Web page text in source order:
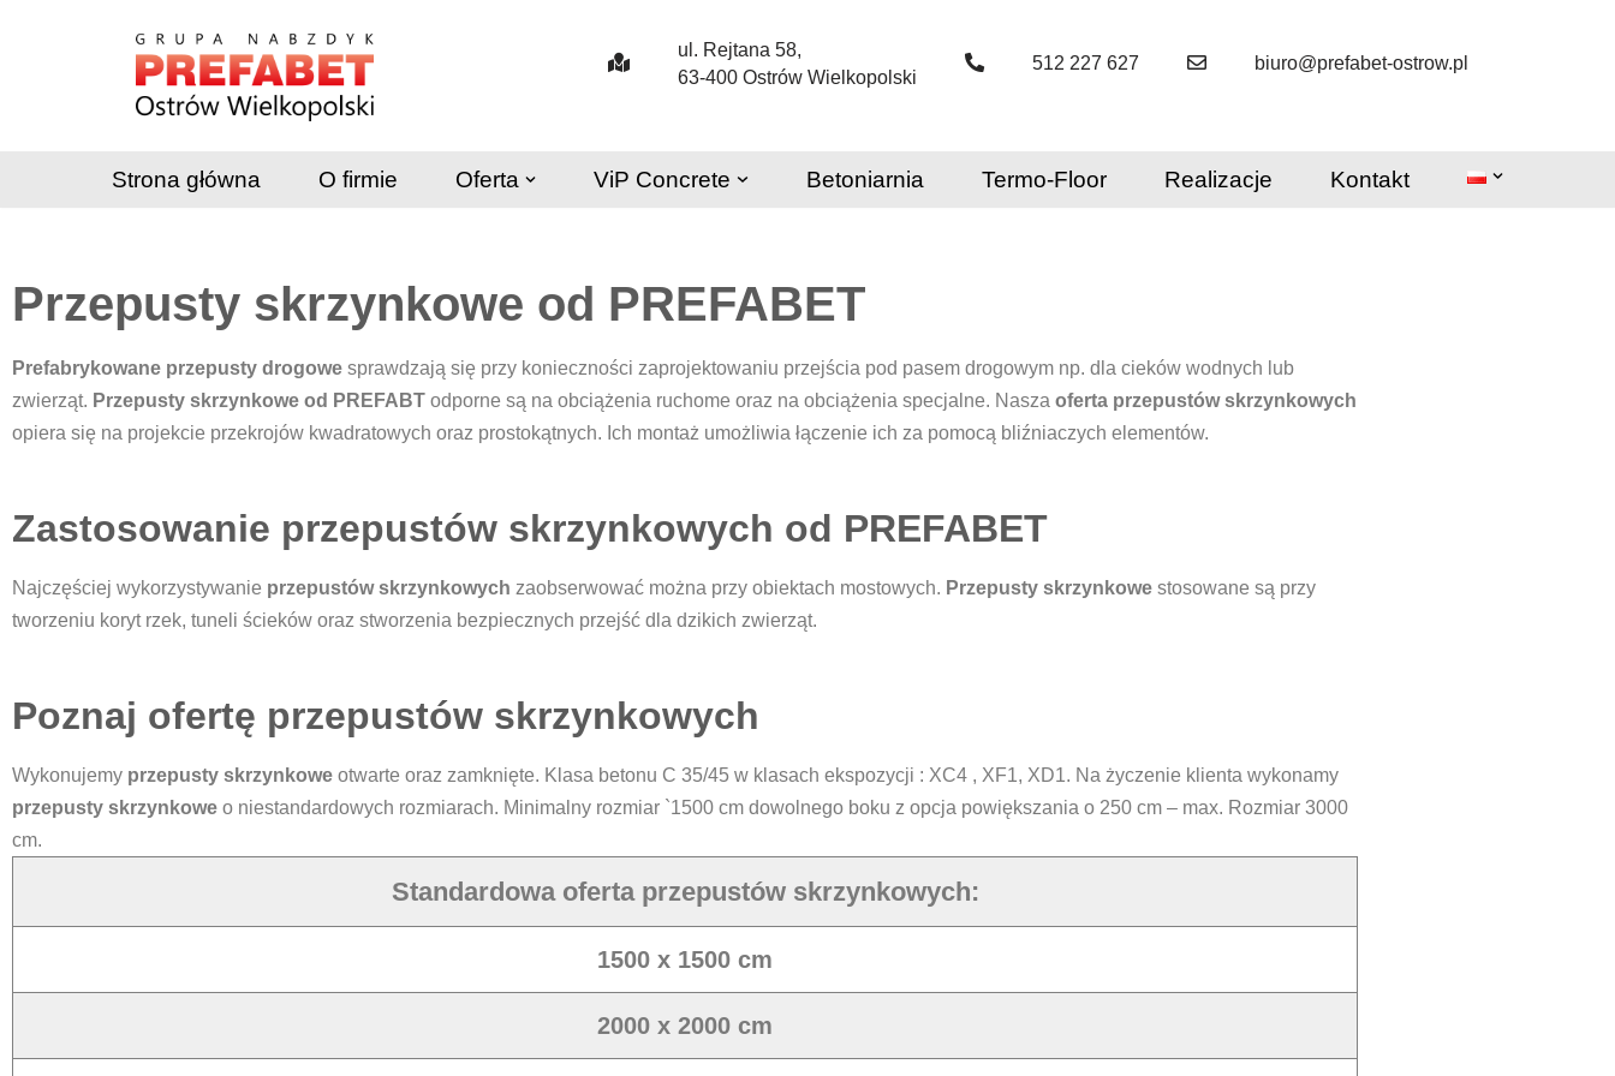
ul. Rejtana 58,
63-400 Ostrów Wielkopolski
512 227 627 biuro@prefabet-ostrow.pl
Strona główna O firmie Oferta ViP Concrete Betoniarnia Termo-Floor Realizacje Kontakt
Przepusty skrzynkowe od PREFABET
Prefabrykowane przepusty drogowe sprawdzają się przy konieczności zaprojektowaniu przejścia pod pasem drogowym np. dla cieków wodnych lub
zwierząt. Przepusty skrzynkowe od PREFABT odporne są na obciążenia ruchome oraz na obciążenia specjalne. Nasza oferta przepustów skrzynkowych
opiera się na projekcie przekrojów kwadratowych oraz prostokątnych. Ich montaż umożliwia łączenie ich za pomocą bliźniaczych elementów.
Zastosowanie przepustów skrzynkowych od PREFABET
Najczęściej wykorzystywanie przepustów skrzynkowych zaobserwować można przy obiektach mostowych. Przepusty skrzynkowe stosowane są przy
tworzeniu koryt rzek, tuneli ścieków oraz stworzenia bezpiecznych przejść dla dzikich zwierząt.
Poznaj ofertę przepustów skrzynkowych
Wykonujemy przepusty skrzynkowe otwarte oraz zamknięte. Klasa betonu C 35/45 w klasach ekspozycji : XC4 , XF1, XD1. Na życzenie klienta wykonamy
przepusty skrzynkowe o niestandardowych rozmiarach. Minimalny rozmiar `1500 cm dowolnego boku z opcja powiększania o 250 cm – max. Rozmiar 3000
cm.
Standardowa oferta przepustów skrzynkowych:
1500 x 1500 cm
2000 x 2000 cm